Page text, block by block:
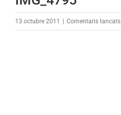
13 octubre 2011 Comentaris tancatsa